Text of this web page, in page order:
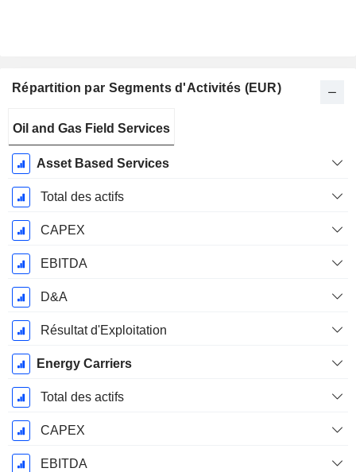
Répartition par Segments d'Activités (EUR)
Fiscale:
Décembre
Oil and Gas Field Services
Asset Based Services
Total des actifs
CAPEX
EBITDA
D&A
Résultat d'Exploitation
Energy Carriers
Total des actifs
CAPEX
EBITDA